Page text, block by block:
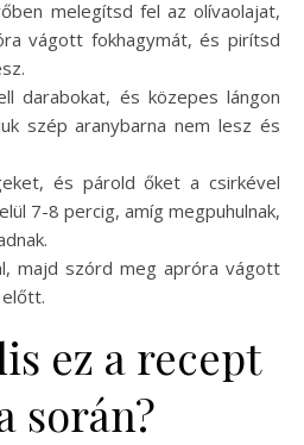
melegítsd fel az olívaolajat,
vágott fokhagymát, és pirítsd
darabokat, és közepes lángon
szép aranybarna nem lesz és
és párold őket a csirkével
7-8 percig, amíg megpuhulnak,
majd szórd meg apróra vágott
ez a recept
során?